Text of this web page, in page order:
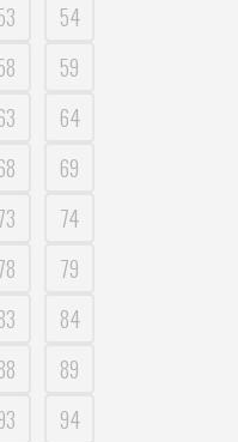
54
59
64
69
74
79
84
89
94